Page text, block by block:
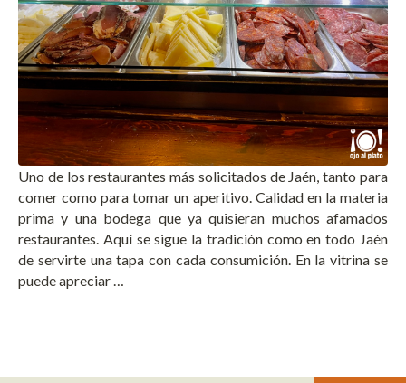
Uno de los restaurantes más solicitados de Jaén, tanto para
comer como para tomar un aperitivo. Calidad en la materia
prima y una bodega que ya quisieran muchos afamados
restaurantes. Aquí se sigue la tradición como en todo Jaén
de servirte una tapa con cada consumición. En la vitrina se
puede apreciar …